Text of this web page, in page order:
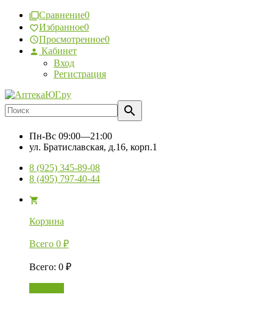
Сравнение0
Избранное0
Просмотренное0
Кабинет
Вход
Регистрация
Пн-Вс 09:00—21:00
ул. Братиславская, д.16, корп.1
8 (925) 345-89-08
8 (495) 797-40-44
Корзина
Всего 0 ₽
Всего: 0 ₽